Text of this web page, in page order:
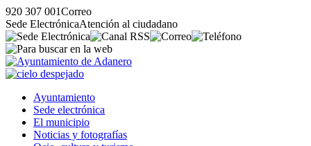
920 307 001Correo
Sede ElectrónicaAtención al ciudadano
Ayuntamiento
Sede electrónica
El municipio
Noticias y fotografías